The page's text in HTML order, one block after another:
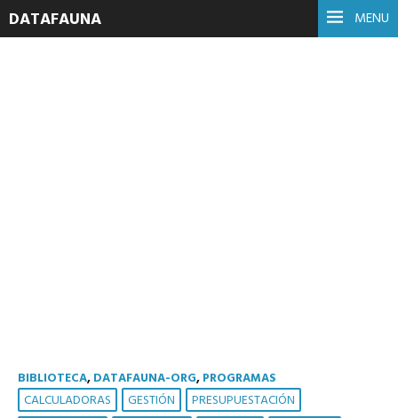
MENU
DATAFAUNA
BIBLIOTECA,DATAFAUNA-ORG,PROGRAMAS
CALCULADORAS GESTIÓN
PRESUPUESTACIÓN